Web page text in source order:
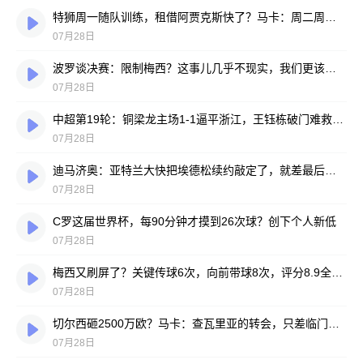
07月28日
07月28日
07月28日
07月28日
C罗这届世界杯，每90分钟才摸到26次球？创下个人新低
07月28日
07月28日
07月28日